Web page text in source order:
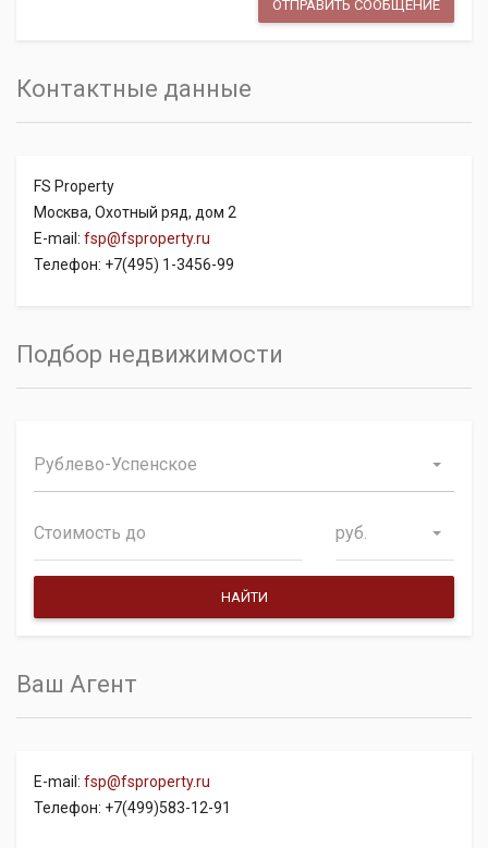
Контактные данные
FS Property
Москва, Охотный ряд, дом 2
E-mail: fsp@fsproperty.ru
Телефон: +7(495) 1-3456-99
Подбор недвижимости
Рублево-Успенское
руб.
Ваш Агент
E-mail: fsp@fsproperty.ru
Телефон: +7(499)583-12-91